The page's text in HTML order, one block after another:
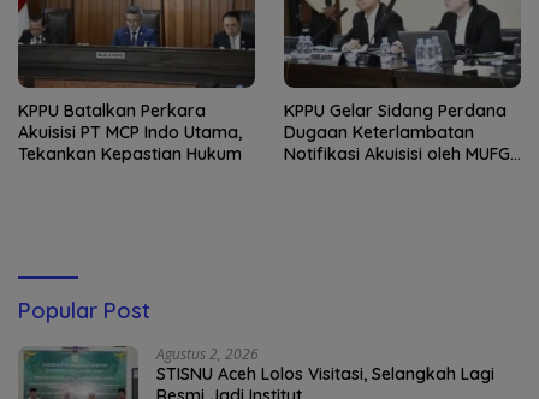
KPPU Batalkan Perkara
Akuisisi PT MCP Indo Utama,
Tekankan Kepastian Hukum
KPPU Gelar Sidang Perdana
Dugaan Keterlambatan
Notifikasi Akuisisi oleh MUFG
Popular Post
Agustus 2, 2026
STISNU Aceh Lolos Visitasi, Selangkah Lagi